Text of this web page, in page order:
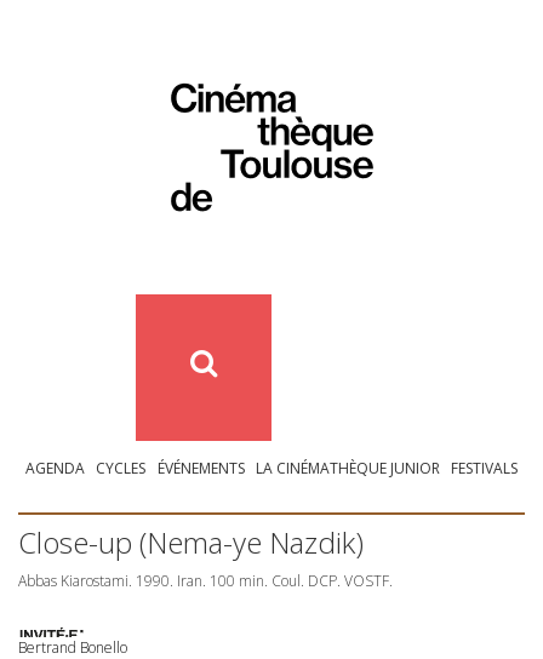
AGENDA CYCLES ÉVÉNEMENTS LA CINÉMATHÈQUE JUNIOR FESTIVALS
Close-up (Nema-ye Nazdik)
Abbas Kiarostami. 1990. Iran. 100 min. Coul. DCP. VOSTF.
Bertrand Bonello